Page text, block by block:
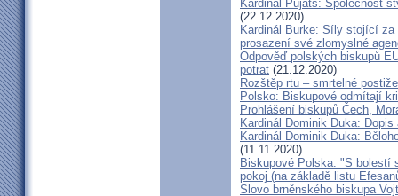
Kardinál Pujats: Společnost
(22.12.2020)
Kardinál Burke: Síly stojící
prosazení své zlomyslné
Odpověď polských biskupů
potrat (21.12.2020)
Rozštěp rtu – smrtelné
Polsko: Biskupové odmítají
Prohlášení biskupů Čech,
Kardinál Dominik Duka:
Kardinál Dominik Duka:
(11.11.2020)
Biskupové Polska: "S bolestí
pokoj (na základě listu
Slovo brněnského biskupa